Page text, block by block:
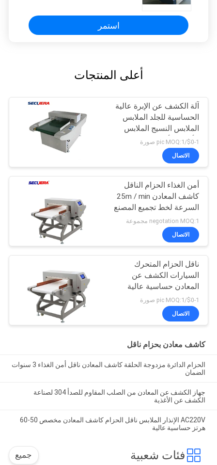
استمر
أعلى المنتجات
آلة الكشف عن الإبرة عالية
الحساسية للجلد الملابس
الملابس النسيج الملابس
الألعاب الأحذية
$0-1/pic MOQ:1 صورة
الاتصال
أمن الغذاء الحزام الناقل
كاشف المعادن 25m / min
السرعة لخط تجميع المصنع
negotation MOQ:1 مجموعة
الاتصال
ناقل الحزام المتحرك
السيارات الكشف عن
المعادن حساسية عالية
للصناعة الغذائية /
البسكويت / وجبات خفيفة
$0-1/pic MOQ:1 صورة
الاتصال
كاشف معادن بحزام ناقل
الحزام الدائرة مزدوجة الحلقة كاشف المعادن ناقل أمن الغذاء 3 سنوات
الضمان
جهاز الكشف عن المعادن من الصلب المقاوم للصدأ 304 لصناعة
الكشف عن الأغذية
AC220V الإنذار الملابس ناقل الحزام كاشف المعادن مخصص 50-60
هرتز حساسية عالية
فئات شعبية جميع